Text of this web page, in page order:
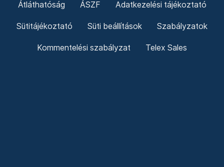
Átláthatóság ÁSZF Adatkezelési tájékoztató
Sütitájékoztató Süti beállítások Szabályzatok
Kommentelési szabályzat Telex Sales